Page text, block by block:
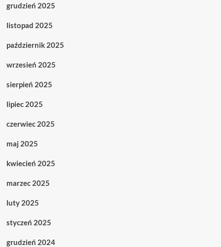
grudzień 2025
listopad 2025
październik 2025
wrzesień 2025
sierpień 2025
lipiec 2025
czerwiec 2025
maj 2025
kwiecień 2025
marzec 2025
luty 2025
styczeń 2025
grudzień 2024